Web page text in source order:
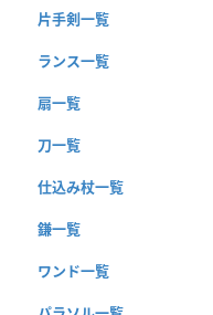
片手剣一覧
ランス一覧
扇一覧
刀一覧
仕込み杖一覧
鎌一覧
ワンド一覧